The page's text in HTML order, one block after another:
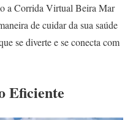
a Corrida Virtual Beira Mar
de cuidar da sua saúde
se diverte e se conecta com
Eficiente